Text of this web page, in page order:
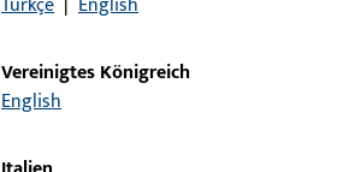
Sets
Vereinigtes Königreich
English